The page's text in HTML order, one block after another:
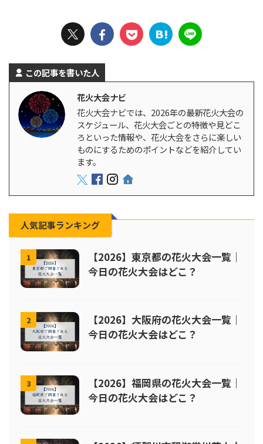
この記事を書いた人
花火大会ナビ
花火大会ナビでは、2026年の最新花火大会の
スケジュール、花火大会ごとの特徴や見どこ
ろといった情報や、花火大会をさらに楽しい
ものにするためのポイントなどを紹介してい
ます。
人気記事ランキング
1
【2026】東京都の花火大会一覧｜
今日の花火大会はどこ？
2
【2026】大阪府の花火大会一覧｜
今日の花火大会はどこ？
3
【2026】福岡県の花火大会一覧｜
今日の花火大会はどこ？